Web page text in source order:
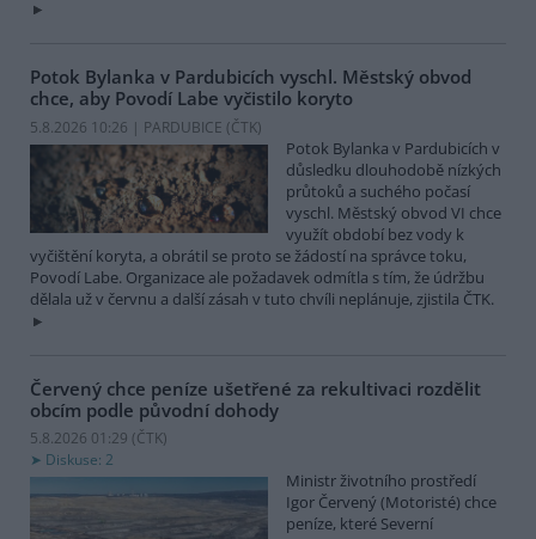
Potok Bylanka v Pardubicích vyschl. Městský obvod
chce, aby Povodí Labe vyčistilo koryto
5.8.2026 10:26 | PARDUBICE (ČTK)
Potok Bylanka v Pardubicích v
důsledku dlouhodobě nízkých
průtoků a suchého počasí
vyschl. Městský obvod VI chce
využít období bez vody k
vyčištění koryta, a obrátil se proto se žádostí na správce toku,
Povodí Labe. Organizace ale požadavek odmítla s tím, že údržbu
dělala už v červnu a další zásah v tuto chvíli neplánuje, zjistila ČTK.
Červený chce peníze ušetřené za rekultivaci rozdělit
obcím podle původní dohody
5.8.2026 01:29 (ČTK)
Diskuse: 2
Ministr životního prostředí
Igor Červený (Motoristé) chce
peníze, které Severní